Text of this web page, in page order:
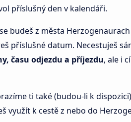
příslušný den v kalendáři.
budeš z města
příslušné datum. Necestuješ
času odjezdu a příjezdu, ale i
ti také (budou-li k
využít k cestě z nebo do